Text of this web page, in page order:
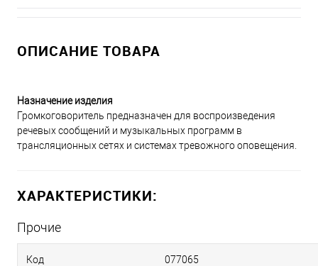
ОПИСАНИЕ ТОВАРА
Назначение изделия
Громкоговоритель предназначен для воспроизведения
речевых сообщений и музыкальных программ в
трансляционных сетях и системах тревожного оповещения.
ХАРАКТЕРИСТИКИ:
Прочие
Код 077065